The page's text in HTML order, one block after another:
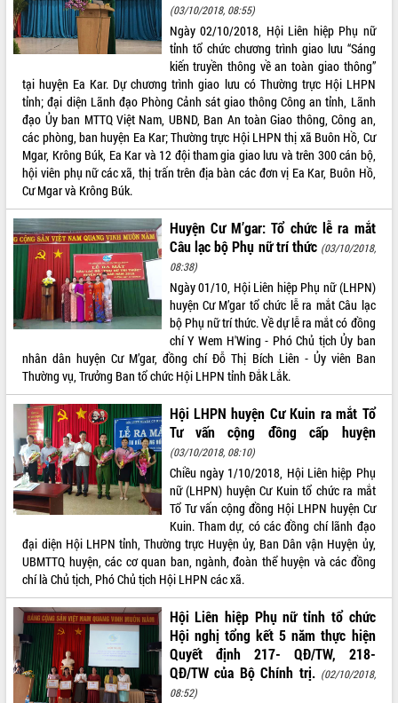
Hôm nay:
10615
Tất cả: 66123729
(03/10/2018, 08:55)
Ngày 02/10/2018, Hội Liên hiệp Phụ nữ
tỉnh tổ chức chương trình giao lưu “Sáng
kiến truyền thông về an toàn giao thông”
tại huyện Ea Kar. Dự chương trình giao lưu có Thường trực Hội LHPN
tỉnh; đại diện Lãnh đạo Phòng Cảnh sát giao thông Công an tỉnh, Lãnh
đạo Ủy ban MTTQ Việt Nam, UBND, Ban An toàn Giao thông, Công an,
các phòng, ban huyện Ea Kar; Thường trực Hội LHPN thị xã Buôn Hồ, Cư
Mgar, Krông Búk, Ea Kar và 12 đội tham gia giao lưu và trên 300 cán bộ,
hội viên phụ nữ các xã, thị trấn trên địa bàn các đơn vị Ea Kar, Buôn Hồ,
Cư Mgar và Krông Búk.
Huyện Cư M’gar: Tổ chức lễ ra mắt
Câu lạc bộ Phụ nữ trí thức (03/10/2018,
08:38)
Ngày 01/10, Hội Liên hiệp Phụ nữ (LHPN)
huyện Cư M’gar tổ chức lễ ra mắt Câu lạc
bộ Phụ nữ trí thức. Về dự lễ ra mắt có đồng
chí Y Wem H'Wing - Phó Chủ tịch Ủy ban
nhân dân huyện Cư M’gar, đồng chí Đỗ Thị Bích Liên - Ủy viên Ban
Thường vụ, Trưởng Ban tổ chức Hội LHPN tỉnh Đắk Lắk.
Hội LHPN huyện Cư Kuin ra mắt Tổ
Tư vấn cộng đồng cấp huyện
(03/10/2018, 08:10)
Chiều ngày 1/10/2018, Hội Liên hiệp Phụ
nữ (LHPN) huyện Cư Kuin tổ chức ra mắt
Tổ Tư vấn cộng đồng Hội LHPN huyện Cư
Kuin. Tham dự, có các đồng chí lãnh đạo
đại diện Hội LHPN tỉnh, Thường trực Huyện ủy, Ban Dân vận Huyện ủy,
UBMTTQ huyện, các cơ quan ban, ngành, đoàn thể huyện và các đồng
chí là Chủ tịch, Phó Chủ tịch Hội LHPN các xã.
Hội Liên hiệp Phụ nữ tỉnh tổ chức
Hội nghị tổng kết 5 năm thực hiện
Quyết định 217- QĐ/TW, 218-
QĐ/TW của Bộ Chính trị. (02/10/2018,
08:52)